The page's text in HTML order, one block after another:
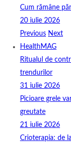
Cum rămâne
20 iulie 2026
Previous Next
HealthMAG
Ritualul de
trendurilor
31 iulie 2026
Picioare grele
greutate
21 iulie 2026
Crioterapia: de